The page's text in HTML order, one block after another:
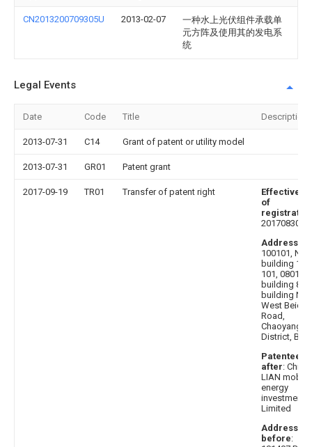
CN2013200709305U 2013-02-07
一种水上光伏组件承载单
元方阵及使用其的发电系
统
Legal Events
Date Code Title Description
2013-07-31 C14 Grant of patent or utility model
2013-07-31 GR01 Patent grant
2017-09-19 TR01 Transfer of patent right
Effective
of
20170830
Address
100101, No.
building 1, 7,
101, 0801, 3,
building 8,
building No.
West
Road,
Chaoyang
District,
Patentee
after:
LIAN mobile
energy
investment
Limited
Address
before: